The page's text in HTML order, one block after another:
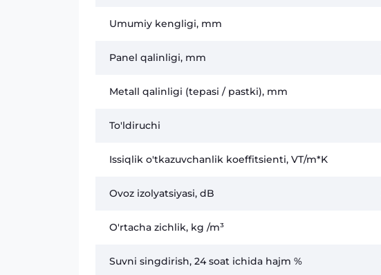
Umumiy kengligi, mm
Panel qalinligi, mm
Metall qalinligi (tepasi / pastki), mm
To'ldiruchi
Issiqlik o'tkazuvchanlik koeffitsienti, VT/m*K
Ovoz izolyatsiyasi, dB
O'rtacha zichlik, kg /m³
Suvni singdirish, 24 soat ichida hajm %